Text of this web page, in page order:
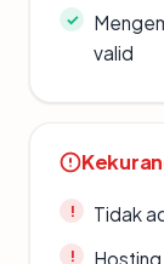
valid
Tidak